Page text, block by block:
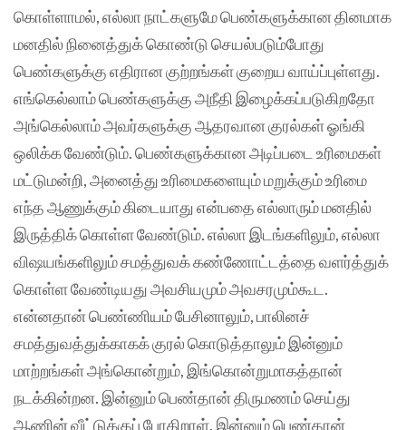
கொள்ளாமல், எல்லா நாட்களுமே பெண்களுக்கான தினமாக
மனதில் நினைத்துக் கொண்டு செயல்படும்போது
பெண்களுக்கு எதிரான குற்றங்கள் குறைய வாய்ப்புள்ளது.
எங்கெல்லாம் பெண்களுக்கு அநீதி இழைக்கப்படுகிறதோ
அங்கெல்லாம் அவர்களுக்கு ஆதரவான குரல்கள் ஓங்கி
ஒலிக்க வேண்டும். பெண்களுக்கான அடிப்படை உரிமைகள்
மட்டுமன்றி, அனைத்து உரிமைகளையும் மறுக்கும் உரிமை
எந்த ஆணுக்கும் கிடையாது என்பதை எல்லாரும் மனதில்
இருத்திக் கொள்ள வேண்டும். எல்லா இடங்களிலும், எல்லா
விஷயங்களிலும் சமத்துவக் கண்ணோட்டத்தை வளர்த்துக்
கொள்ள வேண்டியது அவசியமும் அவசரமும்கூட.
என்னதான் பெண்ணியம் பேசினாலும், பாலினச்
சமத்துவத்துக்காகக் குரல் கொடுத்தாலும் இன்னும்
மாற்றங்கள் அங்கொன்றும், இங்கொன்றுமாகத்தான்
நடக்கின்றன. இன்னும் பெண்தான் திருமணம் செய்து
ஆணின் வீட்டுக்குப் போகிறாள். இன்னும் பெண்தான்